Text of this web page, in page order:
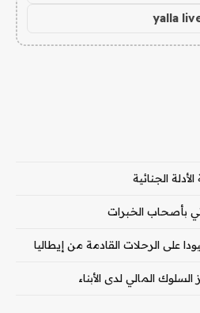
yalla
الجنائية
بأصحاب الخبرات
على الرحلات القادمة من إيطاليا
المالي لدى الأبناء